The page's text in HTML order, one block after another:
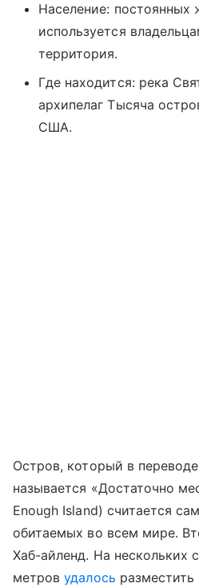
Население: постоянных
используется
территория.
Где находится: река
архипелаг Тысяча
США.
Остров, который в переводе
называется «Достаточно
Enough Island) считается
обитаемых во всем мире.
Хаб-айленд. На нескольких
метровудалось